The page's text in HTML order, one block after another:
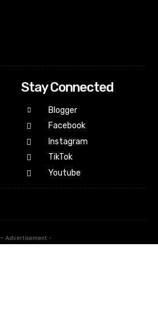
Stay Connected
Blogger
Facebook
Instagram
TikTok
Youtube
- Advertisement -